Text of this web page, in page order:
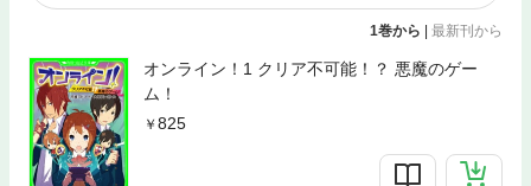
1巻から | 最新刊から
オンライン！1 クリア不可能！？ 悪魔のゲー
ム！
825